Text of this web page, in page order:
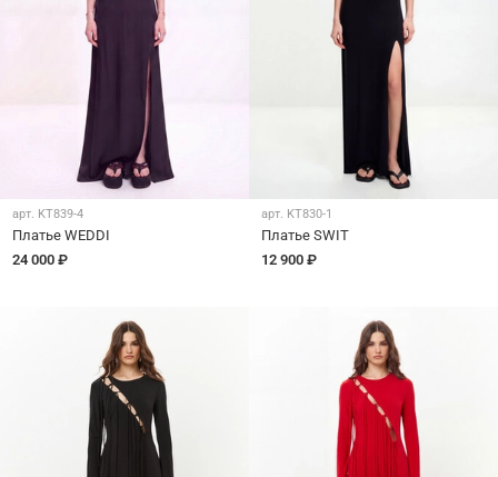
арт. KT839-4
Платье WEDDI
24 000 ₽
арт. KT830-1
Платье SWIT
12 900 ₽